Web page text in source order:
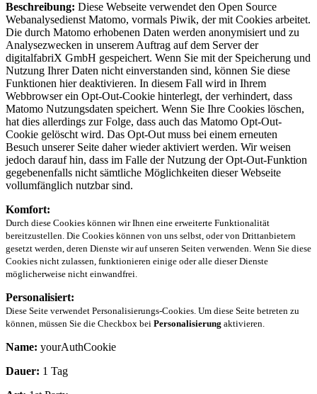
Beschreibung: Diese Webseite verwendet den Open Source
Webanalysedienst Matomo, vormals Piwik, der mit Cookies arbeitet.
Die durch Matomo erhobenen Daten werden anonymisiert und zu
Analysezwecken in unserem Auftrag auf dem Server der
digitalfabriX GmbH gespeichert. Wenn Sie mit der Speicherung und
Nutzung Ihrer Daten nicht einverstanden sind, können Sie diese
Funktionen hier deaktivieren. In diesem Fall wird in Ihrem
Webbrowser ein Opt-Out-Cookie hinterlegt, der verhindert, dass
Matomo Nutzungsdaten speichert. Wenn Sie Ihre Cookies löschen,
hat dies allerdings zur Folge, dass auch das Matomo Opt-Out-
Cookie gelöscht wird. Das Opt-Out muss bei einem erneuten
Besuch unserer Seite daher wieder aktiviert werden. Wir weisen
jedoch darauf hin, dass im Falle der Nutzung der Opt-Out-Funktion
gegebenenfalls nicht sämtliche Möglichkeiten dieser Webseite
vollumfänglich nutzbar sind.
Komfort:
Durch diese Cookies können wir Ihnen eine erweiterte Funktionalität
bereitzustellen. Die Cookies können von uns selbst, oder von Drittanbietern
gesetzt werden, deren Dienste wir auf unseren Seiten verwenden. Wenn Sie diese
Cookies nicht zulassen, funktionieren einige oder alle dieser Dienste
möglicherweise nicht einwandfrei.
Personalisiert:
Diese Seite verwendet Personalisierungs-Cookies. Um diese Seite betreten zu
können, müssen Sie die Checkbox bei Personalisierung aktivieren.
Name: yourAuthCookie
Dauer: 1 Tag